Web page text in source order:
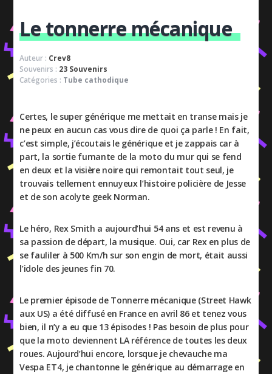
Le tonnerre mécanique
Auteur : Crev8
Souvenirs : 23 Souvenirs
Catégories : Tube cathodique
Certes, le super générique me mettait en transe mais je
ne peux en aucun cas vous dire de quoi ça parle ! En fait,
c’est simple, j’écoutais le générique et je zappais car à
part, la sortie fumante de la moto du mur qui se fend
en deux et la visière noire qui remontait tout seul, je
trouvais tellement ennuyeux l’histoire policière de Jesse
et de son acolyte geek Norman.
Le héro, Rex Smith a aujourd’hui 54 ans et est revenu à
sa passion de départ, la musique. Oui, car Rex en plus de
se fauliler à 500 Km/h sur son engin de mort, était aussi
l’idole des jeunes fin 70.
Le premier épisode de Tonnerre mécanique (Street Hawk
aux US) a été diffusé en France en avril 86 et tenez vous
bien, il n’y a eu que 13 épisodes ! Pas besoin de plus pour
que la moto deviennent LA référence de toutes les deux
roues. Aujourd’hui encore, lorsque je chevauche ma
Vespa ET4, je chantonne le générique au démarrage en